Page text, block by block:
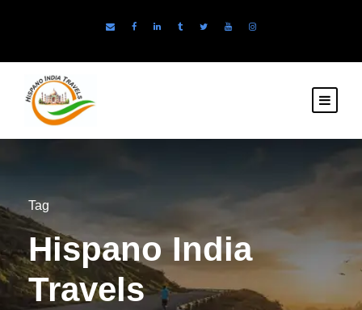
Tag
Hispano India
Travels